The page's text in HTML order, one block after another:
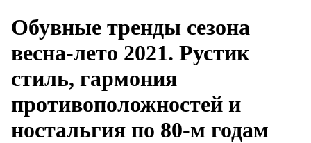
Обувные тренды сезона
весна-лето 2021. Рустик
стиль, гармония
противоположностей и
ностальгия по 80-м годам